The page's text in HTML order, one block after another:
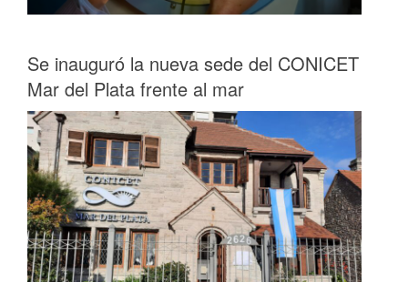
Se inauguró la nueva sede del CONICET
Mar del Plata frente al mar